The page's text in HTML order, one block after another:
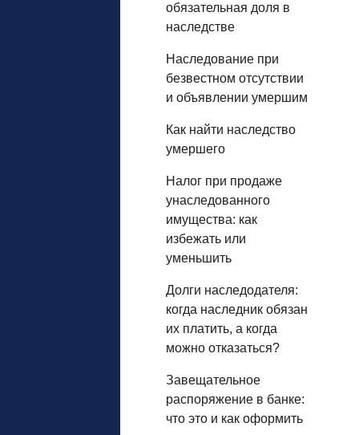
обязательная доля в
наследстве
Наследование при
безвестном отсутствии
и объявлении умершим
Как найти наследство
умершего
Налог при продаже
унаследованного
имущества: как
избежать или
уменьшить
Долги наследодателя:
когда наследник обязан
их платить, а когда
можно отказаться?
Завещательное
распоряжение в банке:
что это и как оформить